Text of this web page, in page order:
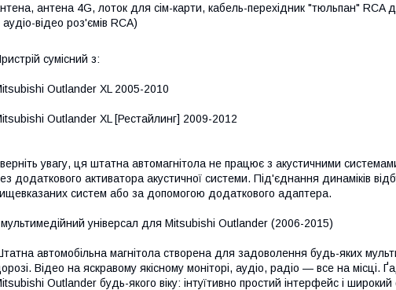
антена 4G, лоток для сім-карти, кабель-перехідник "тюльпан" RCA
аудіо-відео роз'ємів RCA)
сумісний з:
Outlander XL 2005-2010
Outlander XL [Рестайлинг] 2009-2012
увагу, ця штатна автомагнітола не працює з акустичними
додаткового активатора акустичної системи. Під'єднання динаміків
систем або за допомогою додаткового адаптера.
універсал для Mitsubishi Outlander (2006-2015)
автомобільна магнітола створена для задоволення будь-яких
Відео на яскравому якісному моніторі, аудіо, радіо — все на місці.
Outlander будь-якого віку: інтуїтивно простий інтерфейс і